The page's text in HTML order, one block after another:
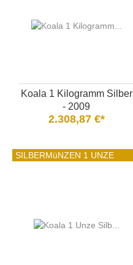
Koala 1 Kilogramm Silber
- 2009
2.308,87 €*
SILBERMüNZEN 1 UNZE